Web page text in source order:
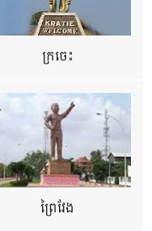
ក្រចេះ
ព្រៃវែង